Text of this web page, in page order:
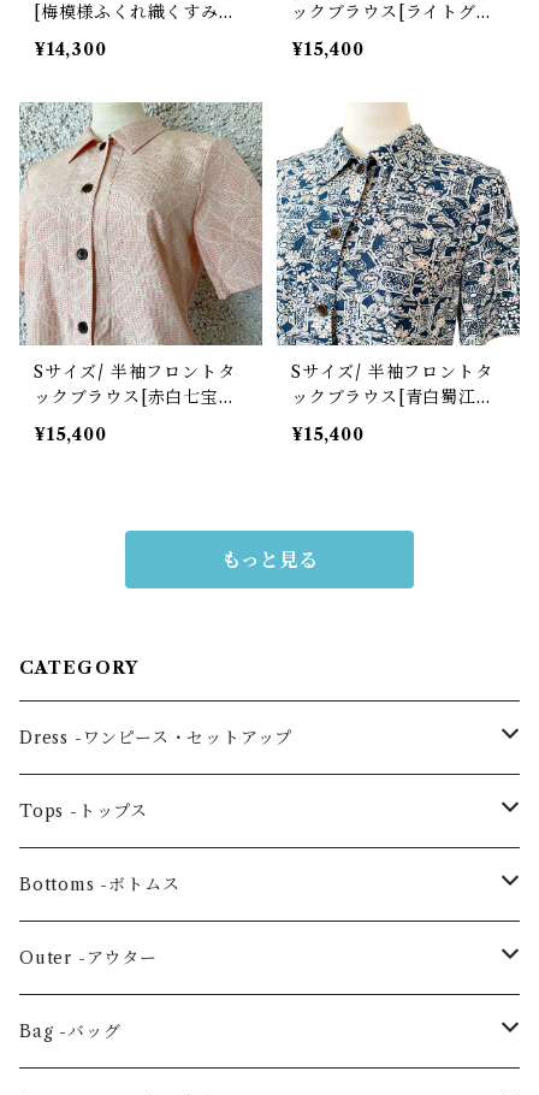
[梅模様ふくれ織くすみピ
ンク色無地]
¥14,300
ックブラウス[ライトグリ
ーン抽象花曲線模様]
¥15,400
Sサイズ/ 半袖フロントタ
ックブラウス[赤白七宝模
様絣紬]
¥15,400
Sサイズ/ 半袖フロントタ
ックブラウス[青白蜀江花
模様小紋]
¥15,400
もっと見る
CATEGORY
Dress -ワンピース・セットアップ
One piece -ワンピースドレス
Ensemble -セットアップ
Tops -トップス
Blouse -ブラウス
Tunic -チュニック
Others -その他
Bottoms -ボトムス
Skirt -スカート
Pants -パンツ
Outer -アウター
Coat -コート
Bag -バッグ